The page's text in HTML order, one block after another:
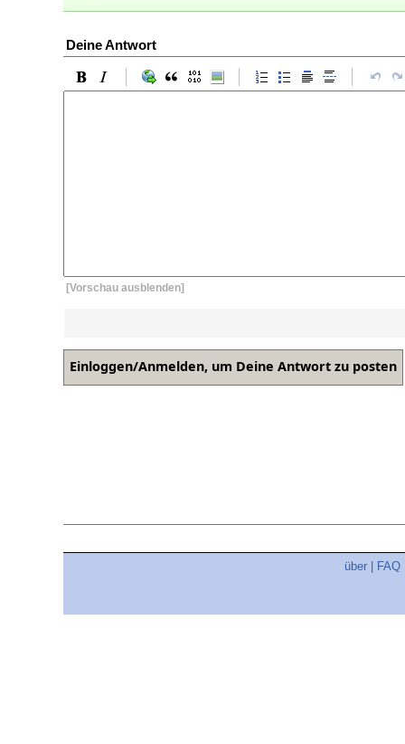
Deine Antwort
[Vorschau ausblenden]
über FAQ